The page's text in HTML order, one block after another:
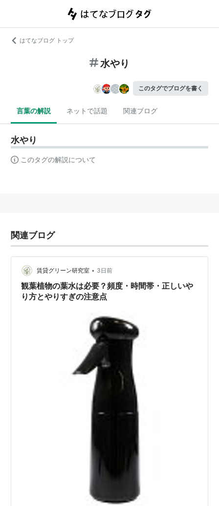
はてなブログ トップ
水やり
このタグでブログを書く
言葉の解説 ネットで話題 関連ブログ
水やり
このタグの解説について
関連ブログ
賃貸グリーン研究室 • 3日前
観葉植物の葉水は必要？頻度・時間帯・正しいや
り方とやりすぎの注意点